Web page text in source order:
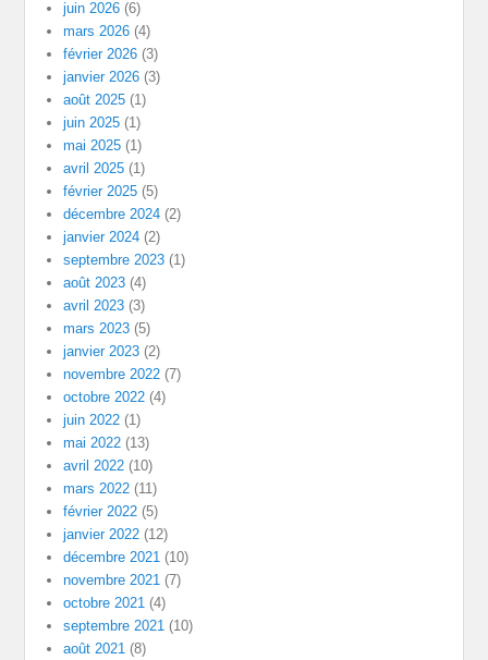
juin 2026 (6)
mars 2026 (4)
février 2026 (3)
janvier 2026 (3)
août 2025 (1)
juin 2025 (1)
mai 2025 (1)
avril 2025 (1)
février 2025 (5)
décembre 2024 (2)
janvier 2024 (2)
septembre 2023 (1)
août 2023 (4)
avril 2023 (3)
mars 2023 (5)
janvier 2023 (2)
novembre 2022 (7)
octobre 2022 (4)
juin 2022 (1)
mai 2022 (13)
avril 2022 (10)
mars 2022 (11)
février 2022 (5)
janvier 2022 (12)
décembre 2021 (10)
novembre 2021 (7)
octobre 2021 (4)
septembre 2021 (10)
août 2021 (8)